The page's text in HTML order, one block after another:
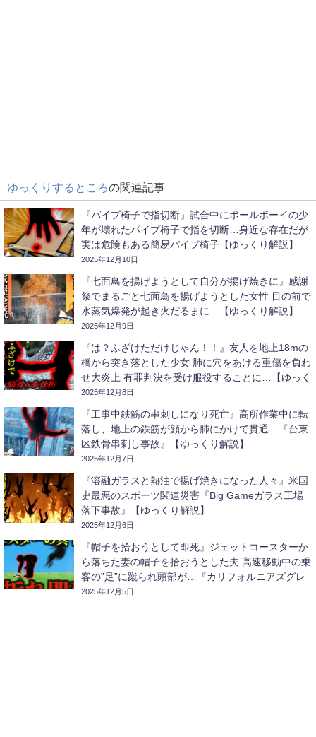
ゆっくりするところの関連記事
『パイプ椅子で指切断』試合中にボールボーイの少
年が壊れたパイプ椅子で指を切断…身近な存在だが
実は危険もある簡易パイプ椅子【ゆっくり解説】
2025年12月10日
『七面鳥を揚げようとして自分が揚げ焼きに』感謝
祭でまるごと七面鳥を揚げようとした女性 目の前で
水蒸気爆発が起き火だるまに…【ゆっくり解説】
2025年12月9日
『は？ふざけただけじゃん！！』友人を地上18mの
橋から突き落とした少女 肺に穴をあける重傷を負わ
せ大炎上 有罪判決を受け服役することに…【ゆっく
り解説】
2025年12月8日
『工事中鉄筋の串刺しになり死亡』高所作業中に転
落し、地上の鉄筋が顔から肺にかけて貫通…『台東
区鉄骨串刺し事故』【ゆっくり解説】
2025年12月7日
『溶融ガラスと熱油で揚げ焼きになった人々』米国
史最悪のスポーツ関連災害『Big Gameガラス工場
落下事故』【ゆっくり解説】
2025年12月6日
『帽子を拾おうとして即死』ジェットコースターか
ら落ちた妻の帽子を拾おうとした夫 高速移動中の乗
客の”足”に蹴られ頭部が…『カリフォルニアズグレ
ートアメリカコースター激突事故』【ゆっくり解
2025年12月5日